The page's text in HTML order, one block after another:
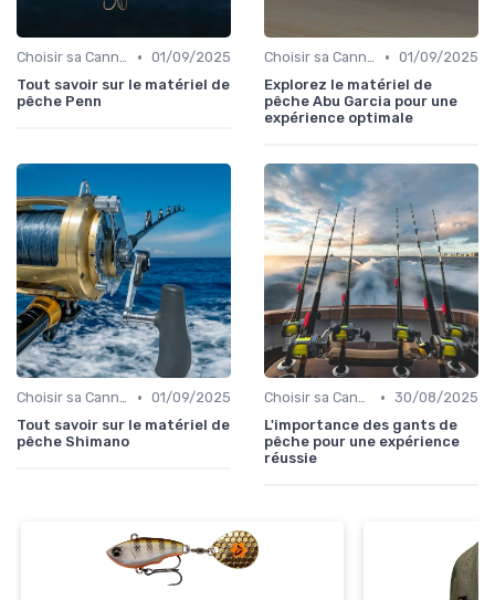
Choisir sa Canne et son Équipement • 01/09/2025
Tout savoir sur le matériel de
pêche Penn
Choisir sa Canne et son Équipement • 01/09/2025
Explorez le matériel de
pêche Abu Garcia pour une
expérience optimale
Choisir sa Canne et son Équipement • 01/09/2025
Tout savoir sur le matériel de
pêche Shimano
Choisir sa Canne et son Équipement • 30/08/2025
L'importance des gants de
pêche pour une expérience
réussie